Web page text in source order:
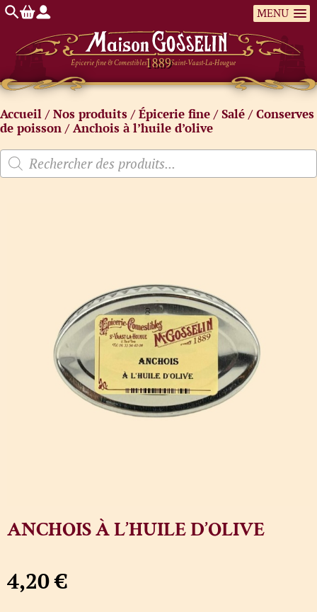
MENU
Épicerie fine & Comestibles Saint-Vaast-La-Hougue
Accueil /Nos produits /Épicerie fine /Salé /Conserves
de poisson / Anchois à l’huile d’olive
ANCHOIS À L’HUILE D’OLIVE
4,20€